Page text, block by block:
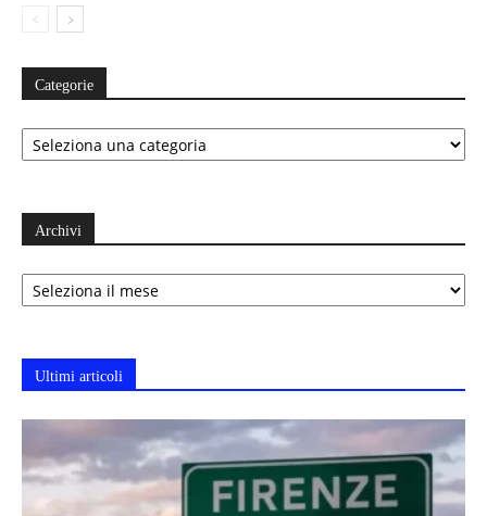
Categorie
Categorie
Archivi
Archivi
Ultimi articoli